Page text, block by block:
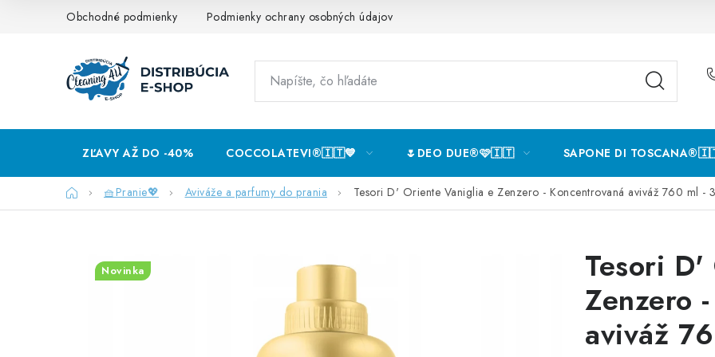
Obchodné podmienky Podmienky ochrany osobných údajov
ZĽAVY AŽ DO -40% COCCOLATEVI®️🇮🇹💙 🌷DEO DUE®️🩷🇮🇹 SAPONE DI
Domov🧺Pranie💖 Aviváže a parfumy do prania Tesori D' Oriente Vaniglia e Zenzero - Koncentrovaná aviváž 760 ml -
Tesori
Zenzero
aviváž
Novinka